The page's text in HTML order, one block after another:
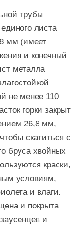
трубы
листа
мм (имеет
и конечный
металла
не менее 110
горки закрыт
26,8 мм,
скатиться с
бруса хвойных
краски,
условиям,
и влаги.
и покрыта
и